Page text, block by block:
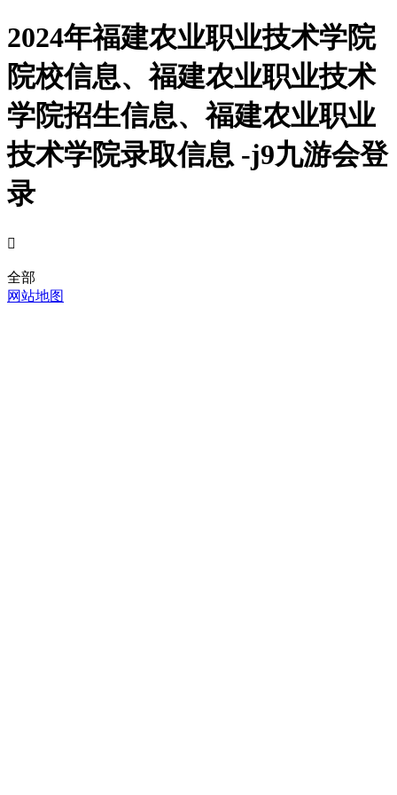
2024年福建农业职业技术学院
院校信息、福建农业职业技术
学院招生信息、福建农业职业
技术学院录取信息 -j9九游会登
录

全部
网站地图